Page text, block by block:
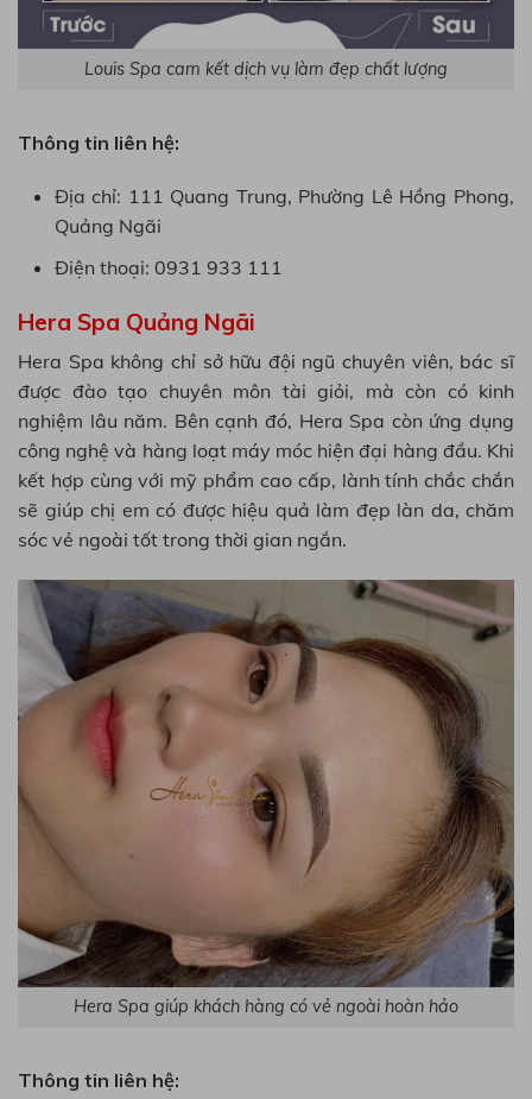
Louis Spa cam kết dịch vụ làm đẹp chất lượng
Thông tin liên hệ:
Địa chỉ: 111 Quang Trung, Phường Lê Hồng Phong,
Quảng Ngãi
Điện thoại: 0931 933 111
Hera Spa Quảng Ngãi
Hera Spa không chỉ sở hữu đội ngũ chuyên viên, bác sĩ
được đào tạo chuyên môn tài giỏi, mà còn có kinh
nghiệm lâu năm. Bên cạnh đó, Hera Spa còn ứng dụng
công nghệ và hàng loạt máy móc hiện đại hàng đầu. Khi
kết hợp cùng với mỹ phẩm cao cấp, lành tính chắc chắn
sẽ giúp chị em có được hiệu quả làm đẹp làn da, chăm
sóc vẻ ngoài tốt trong thời gian ngắn.
Hera Spa giúp khách hàng có vẻ ngoài hoàn hảo
Thông tin liên hệ: